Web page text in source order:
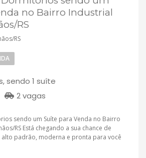
no Bairro Industrial
RS
RS
sendo 1 suíte
2 vagas
sendo um Suíte para Venda no Bairro
RS Está chegando a sua chance de
padrão, moderna e pronta para você